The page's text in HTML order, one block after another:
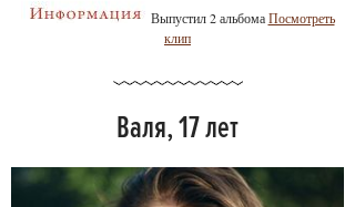
Выпустил 2 альбомаПосмотреть
клип
Валя, 17 лет